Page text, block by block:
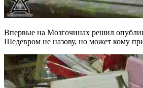
Впервые на Мозгочинах решил
Шедевром не назову, но может кому